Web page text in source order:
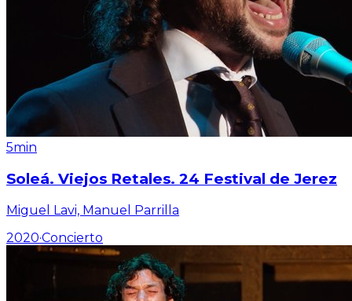
5min
Soleá. Viejos Retales. 24 Festival de Jerez
Miguel Lavi, Manuel Parrilla
2020·Concierto